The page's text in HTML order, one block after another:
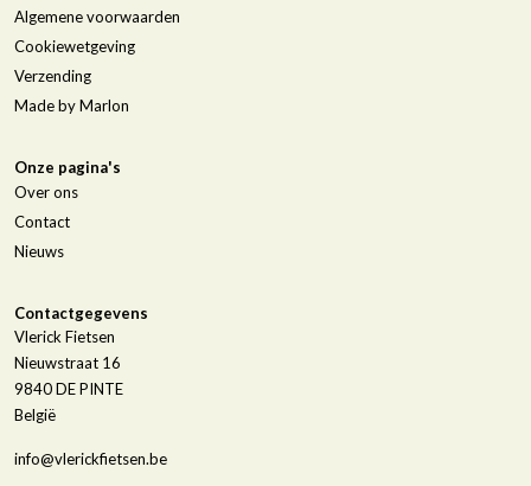
Algemene voorwaarden
Cookiewetgeving
Verzending
Made by Marlon
Onze pagina's
Over ons
Contact
Nieuws
Contactgegevens
Vlerick Fietsen
Nieuwstraat 16
9840DE PINTE
België
info@vlerickfietsen.be